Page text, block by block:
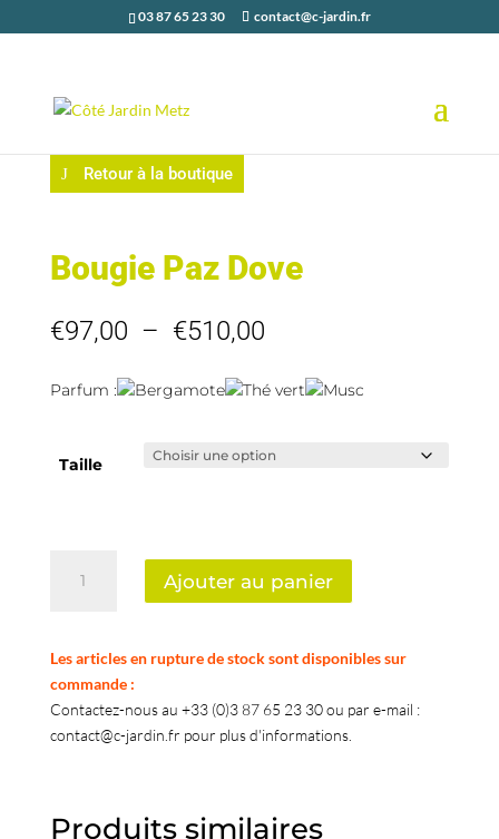
03 87 65 23 30 contact@c-jardin.fr
Retour à la boutique
Bougie Paz Dove
€97,00 – €510,00Plage
prix :
€510,00
Parfum : Bergamote Thé vert Musc
Taille
Dove
Ajouter au panier
Les articles en rupture de stock sont disponibles sur
commande :
Contactez-nous au +33 (0)3 87 65 23 30 ou par e-mail :
contact@c-jardin.fr pour plus d'informations.
Produits similaires